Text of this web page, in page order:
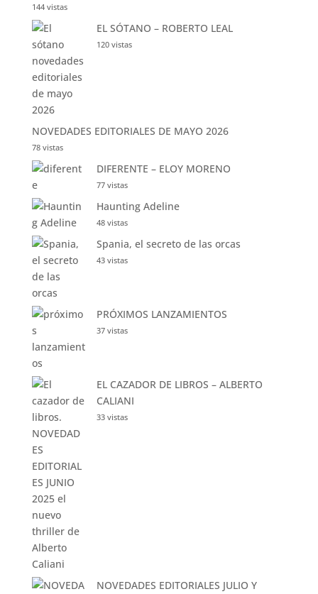
144 vistas
EL SÓTANO – ROBERTO LEAL
120 vistas
NOVEDADES EDITORIALES DE MAYO 2026
78 vistas
DIFERENTE – ELOY MORENO
77 vistas
Haunting Adeline
48 vistas
Spania, el secreto de las orcas
43 vistas
PRÓXIMOS LANZAMIENTOS
37 vistas
EL CAZADOR DE LIBROS – ALBERTO
CALIANI
33 vistas
NOVEDADES EDITORIALES JULIO Y